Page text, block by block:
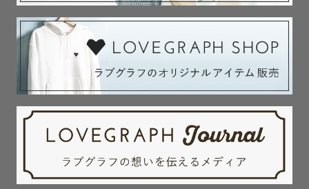
〜ご質問ご相談等ありましたらページ下部の公式LINEから
お気軽にお問い合わせください☺️〜
みなさまにお会いできますことをとても楽しみにしており
ます😊